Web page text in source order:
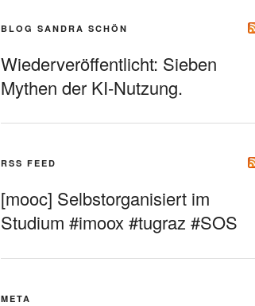
BLOG SANDRA SCHÖN
Wiederveröffentlicht: Sieben
Mythen der KI-Nutzung.
RSS FEED
[mooc] Selbstorganisiert im
Studium #imoox #tugraz #SOS
META